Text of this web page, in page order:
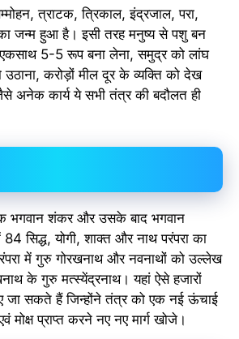
त्राटक, त्रिकाल, इंद्रजाल, परा,
का जन्म हुआ है। इसी तरह मनुष्य से पशु बन
एकसाथ 5-5 रूप बना लेना, समुद्र को लांघ
उठाना, करोड़ों मील दूर के व्यक्ति को देख
अनेक कार्य ये सभी तंत्र की बदौलत ही
भगवान शंकर और उसके बाद भगवान
84 सिद्ध, योगी, शाक्त और नाथ परंपरा का
में गुरु गोरखनाथ और नवनाथों को उल्लेख
के गुरु मत्स्येंद्रनाथ। यहां ऐसे हजारों
जा सकते हैं जिन्होंने तंत्र को एक नई ऊंचाई
मोक्ष प्राप्त करने नए नए मार्ग खोजे।